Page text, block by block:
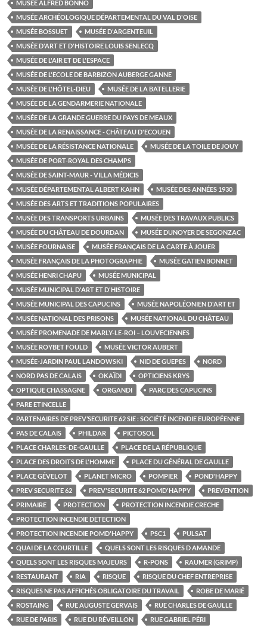
MUSÉE ALFRED BONNO
MUSÉE ARCHÉOLOGIQUE DÉPARTEMENTAL DU VAL D'OISE
MUSÉE BOSSUET
MUSÉE D'ARGENTEUIL
MUSÉE D'ART ET D'HISTOIRE LOUIS SENLECQ
MUSÉE DE L'AIR ET DE L'ESPACE
MUSÉE DE L'ECOLE DE BARBIZON AUBERGE GANNE
MUSÉE DE L'HÔTEL-DIEU
MUSÉE DE LA BATELLERIE
MUSÉE DE LA GENDARMERIE NATIONALE
MUSÉE DE LA GRANDE GUERRE DU PAYS DE MEAUX
MUSÉE DE LA RENAISSANCE - CHÂTEAU D'ECOUEN
MUSÉE DE LA RÉSISTANCE NATIONALE
MUSÉE DE LA TOILE DE JOUY
MUSÉE DE PORT-ROYAL DES CHAMPS
MUSÉE DE SAINT-MAUR - VILLA MÉDICIS
MUSÉE DÉPARTEMENTAL ALBERT KAHN
MUSÉE DES ANNÉES 1930
MUSÉE DES ARTS ET TRADITIONS POPULAIRES
MUSÉE DES TRANSPORTS URBAINS
MUSÉE DES TRAVAUX PUBLICS
MUSÉE DU CHÂTEAU DE DOURDAN
MUSÉE DUNOYER DE SEGONZAC
MUSÉE FOURNAISE
MUSÉE FRANÇAIS DE LA CARTE À JOUER
MUSÉE FRANÇAIS DE LA PHOTOGRAPHIE
MUSÉE GATIEN BONNET
MUSÉE HENRI CHAPU
MUSÉE MUNICIPAL
MUSÉE MUNICIPAL D'ART ET D'HISTOIRE
MUSÉE MUNICIPAL DES CAPUCINS
MUSÉE NAPOLÉONIEN D'ART ET
MUSÉE NATIONAL DES PRISONS
MUSÉE NATIONAL DU CHÂTEAU
MUSÉE PROMENADE DE MARLY-LE-ROI – LOUVECIENNES
MUSÉE ROYBET FOULD
MUSÉE VICTOR AUBERT
MUSÉE-JARDIN PAUL LANDOWSKI
NID DE GUEPES
NORD
NORD PAS DE CALAIS
OKAÏDI
OPTICIENS KRYS
OPTIQUE CHASSAGNE
ORGANDI
PARC DES CAPUCINS
PARE ETINCELLE
PARTENAIRES DE PREV’SECURITE 62 SIE : SOCIÉTÉ INCENDIE EUROPÉENNE
PAS DE CALAIS
PHILDAR
PICTOSOL
PLACE CHARLES-DE-GAULLE
PLACE DE LA RÉPUBLIQUE
PLACE DES DROITS DE L'HOMME
PLACE DU GÉNÉRAL DE GAULLE
PLACE GÉVELOT
PLANET MICRO POMPIER
POND'HAPPY
PREV SECURITE 62
PREV'SECURITE 62 POMD'HAPPY
PREVENTION
PRIMAIRE
PROTECTION
PROTECTION INCENDIE CRECHE
PROTECTION INCENDIE DETECTION
PROTECTION INCENDIE POMD'HAPPY
PSC1
PULSAT
QUAI DE LA COURTILLE
QUELS SONT LES RISQUES D AMANDE
QUELS SONT LES RISQUES MAJEURS
R-PONS
RAUMER (GRIMP)
RESTAURANT
RIA RISQUE
RISQUE DU CHEF ENTREPRISE
RISQUES NE PAS AFFICHÉS OBLIGATOIRE DU TRAVAIL
ROBE DE MARIÉ
ROSTAING
RUE AUGUSTE GERVAIS
RUE CHARLES DE GAULLE
RUE DE PARIS
RUE DU RÉVEILLON
RUE GABRIEL PÉRI